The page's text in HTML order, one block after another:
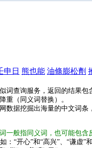
申日 熊也能 油條膨松劑
词查询服务，返回的结果包
重（同义词替换）。
数据挖掘出海量的中文词条
一般指同义词，也可能包含
“开心”和“高兴”、“谦虚”和